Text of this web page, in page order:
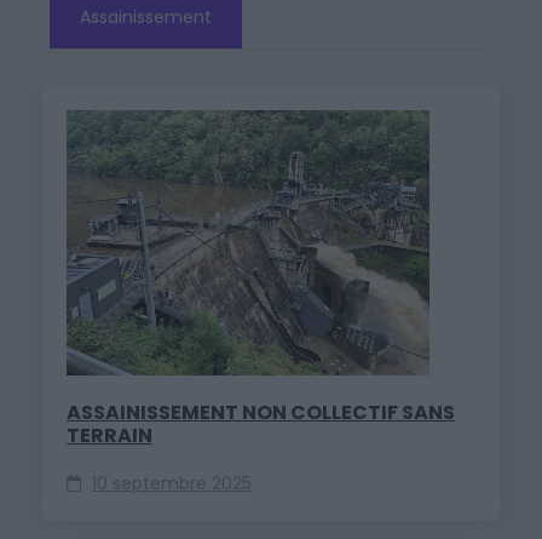
Assainissement
ASSAINISSEMENT NON COLLECTIF SANS
TERRAIN
10 septembre 2025